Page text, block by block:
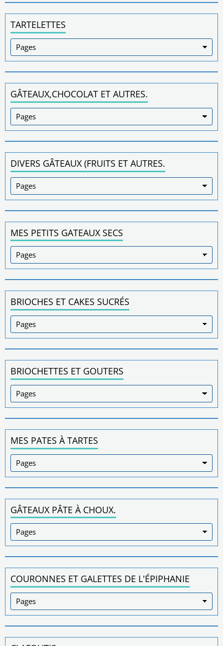
TARTELETTES
GÂTEAUX,CHOCOLAT ET AUTRES.
DIVERS GÂTEAUX (FRUITS ET AUTRES.
MES PETITS GATEAUX SECS
BRIOCHES ET CAKES SUCRÉS
BRIOCHETTES ET GOUTERS
MES PATES À TARTES
GÂTEAUX PÂTE À CHOUX.
COURONNES ET GALETTES DE L'ÉPIPHANIE